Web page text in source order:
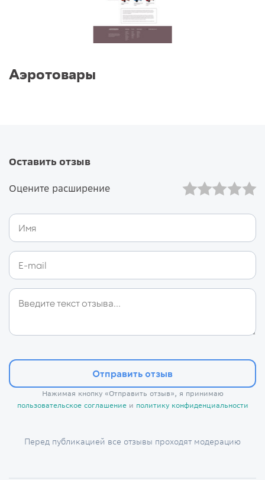
Аэротовары
Оставить отзыв
Оцените расширение
Отправить отзыв
Нажимая кнопку «Отправить отзыв», я принимаю
пользовательское соглашениеи политику конфиденциальности
Перед публикацией все отзывы проходят модерацию